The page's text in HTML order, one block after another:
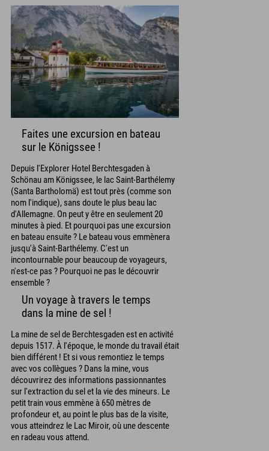
Faites une excursion en bateau
sur le Königssee !
Depuis l'Explorer Hotel Berchtesgaden à
Schönau am Königssee, le lac Saint-Barthélemy
(Santa Bartholomä) est tout près (comme son
nom l'indique), sans doute le plus beau lac
d'Allemagne. On peut y être en seulement 20
minutes à pied. Et pourquoi pas une excursion
en bateau ensuite ? Le bateau vous emmènera
jusqu'à Saint-Barthélemy. C'est un
incontournable pour beaucoup de voyageurs,
n'est-ce pas ? Pourquoi ne pas le découvrir
ensemble ?
Un voyage à travers le temps
dans la mine de sel !
La mine de sel de Berchtesgaden est en activité
depuis 1517. À l'époque, le monde du travail était
bien différent ! Et si vous remontiez le temps
avec vos collègues ? Dans la mine, vous
découvrirez des informations passionnantes
sur l'extraction du sel et la vie des mineurs. Le
petit train vous emmène à 650 mètres de
profondeur et, au point le plus bas de la visite,
vous atteindrez le Lac Miroir, où une descente
en radeau vous attend.